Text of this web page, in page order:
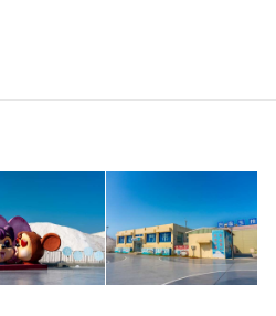
文／吳德亮撰 ) 台鹽生技三